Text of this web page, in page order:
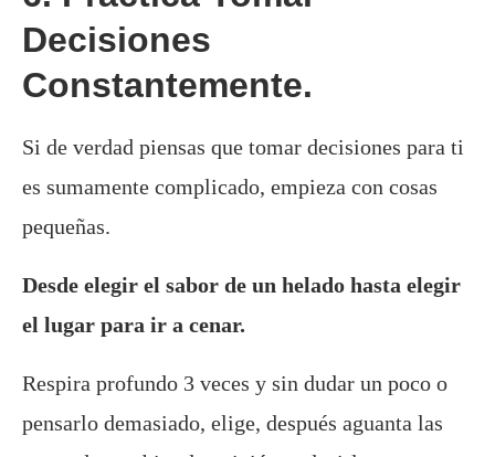
Decisiones
Constantemente.
Si de verdad piensas que tomar decisiones para ti
es sumamente complicado, empieza con cosas
pequeñas.
Desde elegir el sabor de un helado hasta elegir
el lugar para ir a cenar.
Respira profundo 3 veces y sin dudar un poco o
pensarlo demasiado, elige, después aguanta las